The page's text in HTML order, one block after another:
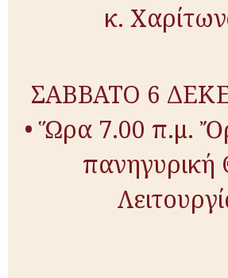
κ.
ΣΑΒΒΑΤΟ 6
• Ὥρα 7.00 π.μ.
πανηγυρική